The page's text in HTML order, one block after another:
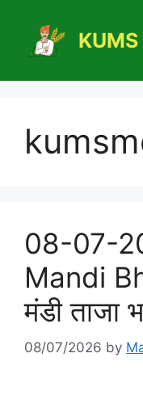
content
KUMS
08-07-
Mandi
मंडी ताजा
08/07/2026 by